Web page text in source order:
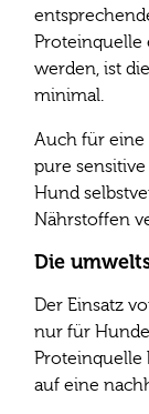
Proteinquelle
werden, ist
minimal.
Auch für eine
pure
Hund
Nährstoffen
Die
Der Einsatz
nur für
Proteinquelle
auf eine